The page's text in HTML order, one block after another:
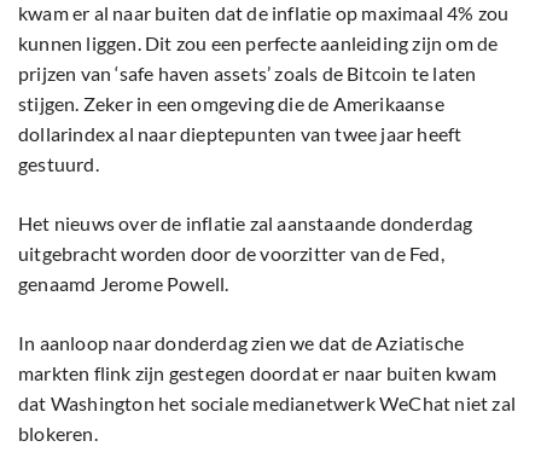
kwam er al naar buiten dat de inflatie op maximaal 4% zou
kunnen liggen. Dit zou een perfecte aanleiding zijn om de
prijzen van ‘safe haven assets’ zoals de Bitcoin te laten
stijgen. Zeker in een omgeving die de Amerikaanse
dollarindex al naar dieptepunten van twee jaar heeft
gestuurd.
Het nieuws over de inflatie zal aanstaande donderdag
uitgebracht worden door de voorzitter van de Fed,
genaamd Jerome Powell.
In aanloop naar donderdag zien we dat de Aziatische
markten flink zijn gestegen doordat er naar buiten kwam
dat Washington het sociale medianetwerk WeChat niet zal
blokeren.